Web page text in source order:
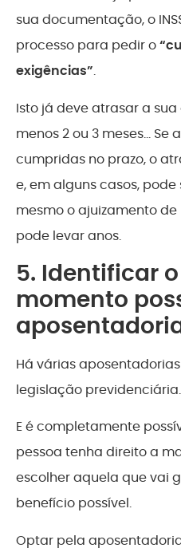
sua documentação, o
processo para pedir o
exigências”.
Isto já deve atrasar a
menos 2 ou 3 meses… Se
cumpridas no prazo, o
e, em alguns casos,
mesmo o ajuizamento
pode levar anos.
5. Identificar
momento
Há várias
legislação previdenciária.
E é completamente
pessoa tenha direito a
escolher aquela que vai
benefício possível.
Optar pela